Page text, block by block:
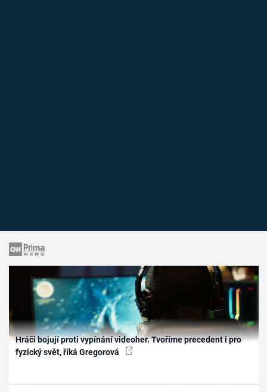
Hráči bojují proti vypínání videoher. Tvoříme precedent i pro
fyzický svět, říká Gregorová